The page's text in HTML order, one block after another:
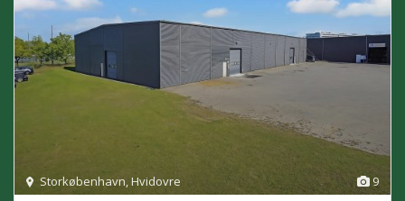
9
Storkøbenhavn Hvidovre